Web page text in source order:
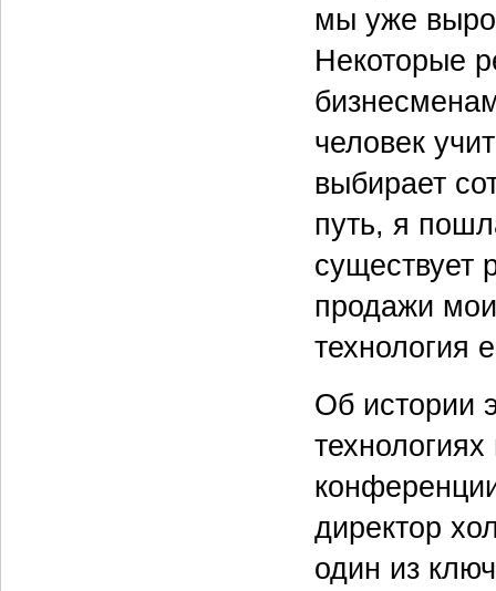
мы уже
Некоторые
человек
выбирает
путь, я
существует
продажи
технология
Об истории
директор
один из